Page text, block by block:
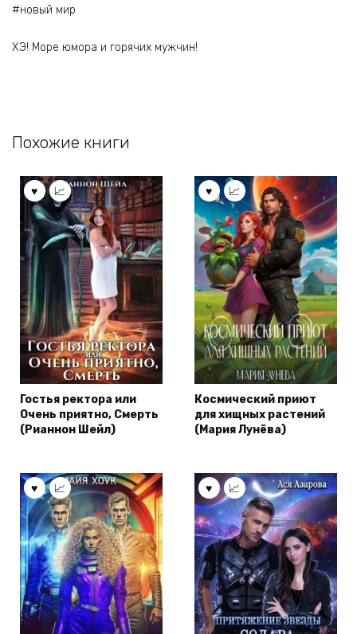
#новый мир
ХЭ! Море юмора и горячих мужчин!
Похожие книги
Гостья ректора или
Очень приятно, Смерть
(Рианнон Шейл)
Космический приют
для хищных растений
(Мария Лунёва)